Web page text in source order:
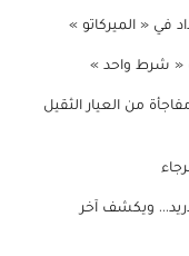
في « الميركاتو »
« شرط واحد »
من العيار الثقيل
ويكشف آخر